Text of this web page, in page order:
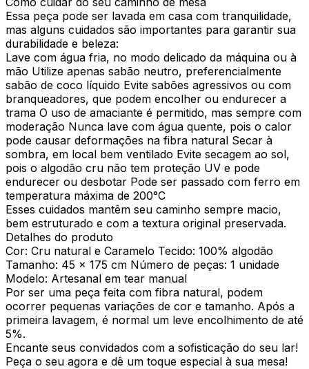
Essa peça pode ser lavada em casa com tranquilidade,
mas alguns cuidados são importantes para garantir sua
durabilidade e beleza:
Lave com água fria, no modo delicado da máquina ou à
mão Utilize apenas sabão neutro, preferencialmente
sabão de coco líquido Evite sabões agressivos ou com
branqueadores, que podem encolher ou endurecer a
trama O uso de amaciante é permitido, mas sempre com
moderação Nunca lave com água quente, pois o calor
pode causar deformações na fibra natural Secar à
sombra, em local bem ventilado Evite secagem ao sol,
pois o algodão cru não tem proteção UV e pode
endurecer ou desbotar Pode ser passado com ferro em
temperatura máxima de 200°C
Esses cuidados mantêm seu caminho sempre macio,
bem estruturado e com a textura original preservada.
Detalhes do produto
Cor: Cru natural e Caramelo Tecido: 100% algodão
Tamanho: 45 x 175 cm Número de peças: 1 unidade
Modelo: Artesanal em tear manual
Por ser uma peça feita com fibra natural, podem
ocorrer pequenas variações de cor e tamanho. Após a
primeira lavagem, é normal um leve encolhimento de até
5%.
Encante seus convidados com a sofisticação do seu lar!
Peça o seu agora e dê um toque especial à sua mesa!